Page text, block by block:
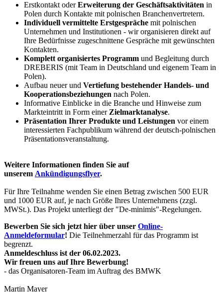
Erstkontakt oderErweiterung der Geschäftsaktivitäten in
Polen durch Kontakte mit polnischen Branchenvertretern.
Individuell vermittelte Erstgespräche mit polnischen
Unternehmen und Institutionen - wir organisieren direkt auf
Ihre Bedürfnisse zugeschnittene Gespräche mit gewünschten
Kontakten.
Komplett organisiertes Programm und Begleitung durch
DREBERIS (mit Team in Deutschland und eigenem Team in
Polen).
Aufbau neuer und Vertiefung bestehender Handels- und
Kooperationsbeziehungen nach Polen.
Informative Einblicke in die Branche und Hinweise zum
Markteintritt in Form einer Zielmarktanalyse.
Präsentation Ihrer Produkte und Leistungen vor einem
interessierten Fachpublikum während der deutsch-polnischen
Präsentationsveranstaltung.
Weitere Informationen finden Sie auf
unserem Ankündigungsflyer.
Für Ihre Teilnahme wenden Sie einen Betrag zwischen 500 EUR
und 1000 EUR auf, je nach Größe Ihres Unternehmens (zzgl.
MWSt.). Das Projekt unterliegt der "De-minimis"-Regelungen.
Bewerben Sie sich jetzt hier über unser Online-
Anmeldeformular! Die Teilnehmerzahl für das Programm ist
begrenzt.
Anmeldeschluss ist der 06.02.2023.
Wir freuen uns auf Ihre Bewerbung!
- das Organisatoren-Team im Auftrag des BMWK
Martin Mayer